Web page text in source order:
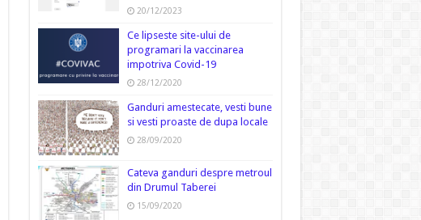
20/12/2023
Ce lipseste site-ului de
programari la vaccinarea
impotriva Covid-19
28/12/2020
Ganduri amestecate, vesti bune
si vesti proaste de dupa locale
28/09/2020
Cateva ganduri despre metroul
din Drumul Taberei
15/09/2020